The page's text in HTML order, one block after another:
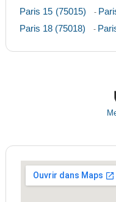
Paris 15 (75015) -
Paris 18 (75018) -